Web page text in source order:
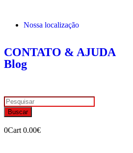
Nossa localização
CONTATO & AJUDA
Blog
Buscar
0Cart 0.00€